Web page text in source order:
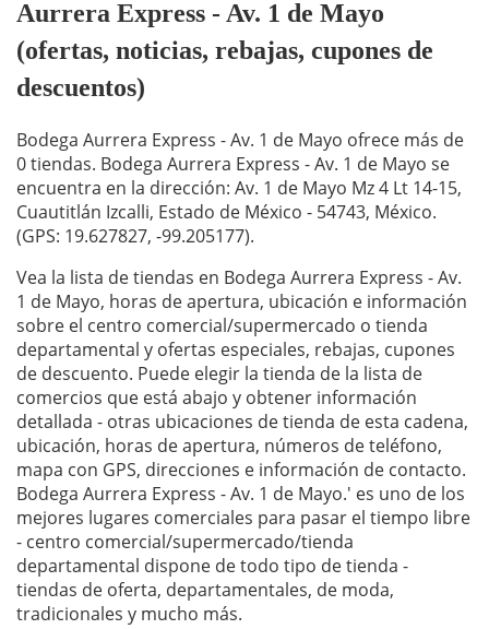
Aurrera Express - Av. 1 de Mayo
(ofertas, noticias, rebajas, cupones de
descuentos)
Bodega Aurrera Express - Av. 1 de Mayo ofrece más de
0 tiendas. Bodega Aurrera Express - Av. 1 de Mayo se
encuentra en la dirección: Av. 1 de Mayo Mz 4 Lt 14-15,
Cuautitlán Izcalli, Estado de México - 54743, México.
(GPS: 19.627827, -99.205177).
Vea la lista de tiendas en Bodega Aurrera Express - Av.
1 de Mayo, horas de apertura, ubicación e información
sobre el centro comercial/supermercado o tienda
departamental y ofertas especiales, rebajas, cupones
de descuento. Puede elegir la tienda de la lista de
comercios que está abajo y obtener información
detallada - otras ubicaciones de tienda de esta cadena,
ubicación, horas de apertura, números de teléfono,
mapa con GPS, direcciones e información de contacto.
Bodega Aurrera Express - Av. 1 de Mayo.' es uno de los
mejores lugares comerciales para pasar el tiempo libre
- centro comercial/supermercado/tienda
departamental dispone de todo tipo de tienda -
tiendas de oferta, departamentales, de moda,
tradicionales y mucho más.